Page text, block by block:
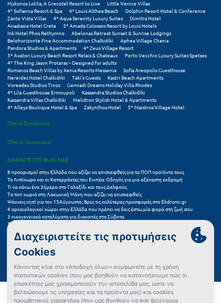
Mykonos Lolita, A Grecotel Resort to Live
Little Venice Villas
4* Sofianna Resort & Spa
4* Louis Althea Beach
Dolphin Resort Hotel & Conference
Zante Vista Villas
4* Aqua Serenity Luxury Suites
Dimitra Hotel
Anastasia Hotel Crete
5* Amada Colossos Resort by Louis Hotels
Ink Hotel Phos Rethymno
Abelonas Retreat Sunset & Sunrise Lodgings
Belohorizonte Fine Accommodation Chalkidiki
Aphea Village Chania
Pandora Studios & Apartments
4* Zeus Village Resort
5* Avaton Luxury Beach Resort Relais & Chateaux
Porto Vecchio Luxury Suites Spetses
4* The King Jason Protaras – Designed for adults
Romanos Beach Villas by Xenia Resorts Messenia
Sofia Areopolis Guesthouse
Nereides Hotel Chalkidiki
Taki's Guests
Kastri Beach Apartments
Voreades Studios Tinos
Gennadi Dreams Holiday Villa Rhodes
4* Lila Guesthouse Ermoupoli
Kassandra Studios Chalkidiki
Kassandra Villas Chalkidiki
Melidron Stylish Hotel & Apartments
4* Alleys Boutique Hotel & Spa
Zakynthos Hotel 5* Maistros Village Hotel
Όλα τα ξενοδοχεία
Όλοι οι προορισμοί
ΔΙΑΒΑΣΤΕ ΣΤΟ BLOG ΜΑΣ
8 προορισμοί στην Ελλάδα που αξίζει να επισκεφθείς για τα ΠΟΠ προϊόντα τους
Το Λιτόχωρο και οι Καταρράκτες του Ενιπέα: Οδηγός για μια αξέχαστη εκδρομή
Τι να κάνω ένα 3ήμερο στο Γαλαξίδι και τους Δελφούς
Τα τοπ χωριά στη Λακωνική Μάνη που αξίζει να επισκεφθείς
Ψάχνεις νησί για τον 15Αύγουστο; Βρες τις καλύτερες προσφορές στο Ekdromi.gr
4 αρχαιολογικοί χώροι στην Ελλάδα που πρέπει να δεις έστω μία φορά στη ζωή σου
3 οικογενειακά καταλύματα για διακοπές στα Σύβοτα
Τα 11 καλύτερα καλοκαιρινά resorts στην Ελλάδα
7 μικρά ελληνικά νησιά για αξέχαστες καλοκαιρινές διακοπές
5+1 ινσταγκραμικές παραλίες στην Ελλάδα που αξίζουν μια θέση στο feed σου
Συχνές Ερωτήσεις (FAQs) για Ξενοδοχεία
Όροι χρήσης Πολιτική Προστασίας Προσωπικών Δεδομένων